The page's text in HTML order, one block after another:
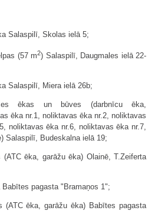
Salaspilī, Skolas ielā 5;
(57 m2) Salaspilī, Daugmales ielā 22-
Salaspilī, Miera ielā 26b;
ēkas un būves (darbnīcu ēka,
ēka nr.1, noliktavas ēka nr.2, noliktavas
noliktavas ēka nr.6, noliktavas ēka nr.7,
Salaspilī, Budeskalna ielā 19;
(ATC ēka, garāžu ēka) Olainē, T.Zeiferta
pagasta "Bramaņos 1";
(ATC ēka, garāžu ēka) Babītes pagasta